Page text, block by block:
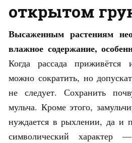
открытом
Высаженным растениям
влажное содержание,
Когда рассада
можно сократить, но
не следует. Сохранить
мульча. Кроме этого,
нуждается в рыхлении, да и
символический характер